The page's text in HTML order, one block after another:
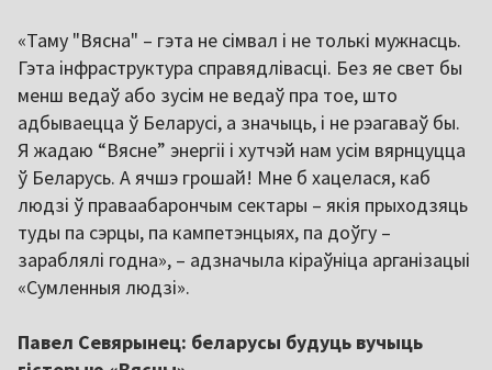
«Таму "Вясна" – гэта не сімвал і не толькі мужнасць.
Гэта інфраструктура справядлівасці. Без яе свет бы
менш ведаў або зусім не ведаў пра тое, што
адбываецца ў Беларусі, а значыць, і не рэагаваў бы.
Я жадаю “Вясне” энергіі і хутчэй нам усім вярнцуцца
ў Беларусь. А ячшэ грошай! Мне б хацелася, каб
людзі ў праваабарончым сектары – якія прыходзяць
туды па сэрцы, па кампетэнцыях, па доўгу –
зараблялі годна», – адзначыла кіраўніца арганізацыі
«Сумленныя людзі».
Павел Севярынец: беларусы будуць вучыць